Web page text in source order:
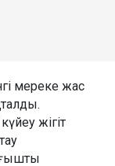
мереке жас
жігіт